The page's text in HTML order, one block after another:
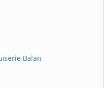
Balan